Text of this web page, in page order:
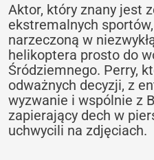
Aktor, który znany jest
ekstremalnych
narzeczoną w
helikoptera prosto do
Śródziemnego. Perry,
odważnych decyzji, z
wyzwanie i wspólnie z
zapierający dech w
uchwycili na zdjęciach.